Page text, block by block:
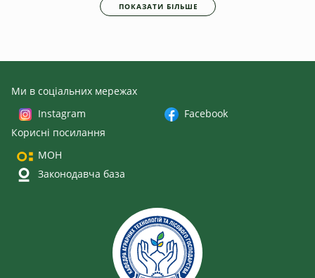
ПОКАЗАТИ БІЛЬШЕ
Ми в соціальних мережах
Instagram
Facebook
Корисні посилання
МОН
Законодавча база